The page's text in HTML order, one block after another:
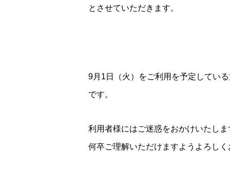
とさせていただきます。
9月1日（火）をご利用を予定してい
です。
利用者様にはご迷惑をおかけいたしま
何卒ご理解いただけますようよろし